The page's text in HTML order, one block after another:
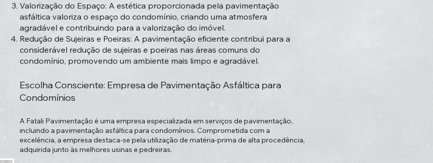
Valorização do Espaço: A estética proporcionada pela pavimentação
asfáltica valoriza o espaço do condomínio, criando uma atmosfera
agradável e contribuindo para a valorização do imóvel.
Redução de Sujeiras e Poeiras: A pavimentação eficiente contribui para a
considerável redução de sujeiras e poeiras nas áreas comuns do
condomínio, promovendo um ambiente mais limpo e agradável.
Escolha Consciente: Empresa de Pavimentação Asfáltica para
Condomínios
A Fatali Pavimentação é uma empresa especializada em serviços de pavimentação,
incluindo a pavimentação asfáltica para condomínios. Comprometida com a
excelência, a empresa destaca-se pela utilização de matéria-prima de alta procedência,
adquirida junto às melhores usinas e pedreiras.